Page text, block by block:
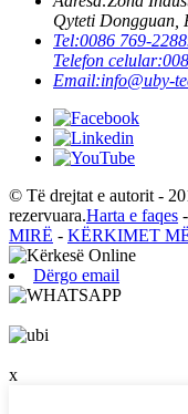
Qyteti Dongguan,
Tel:0086 769-
Telefon celular:
Email:info@uby-
© Të drejtat e autorit -
rezervuara.Harta e faqes -
MIRË - KËRKIMET
Dërgo email
x